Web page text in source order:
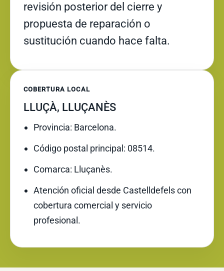
revisión posterior del cierre y
propuesta de reparación o
sustitución cuando hace falta.
COBERTURA LOCAL
LLUÇÀ, LLUÇANÈS
Provincia: Barcelona.
Código postal principal: 08514.
Comarca: Lluçanès.
Atención oficial desde Castelldefels con
cobertura comercial y servicio
profesional.